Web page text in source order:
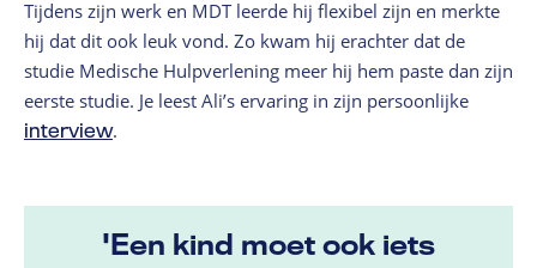
Tijdens zijn werk en MDT leerde hij flexibel zijn en merkte
hij dat dit ook leuk vond. Zo kwam hij erachter dat de
studie Medische Hulpverlening meer hij hem paste dan zijn
eerste studie. Je leest Ali’s ervaring in zijn persoonlijke
interview.
'Een kind moet ook iets